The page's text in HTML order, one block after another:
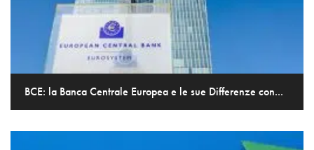
BCE: la Banca Centrale Europea e le sue Differenze con...